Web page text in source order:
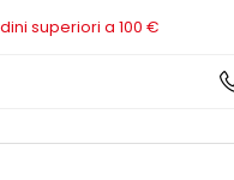
superiori a 100 €